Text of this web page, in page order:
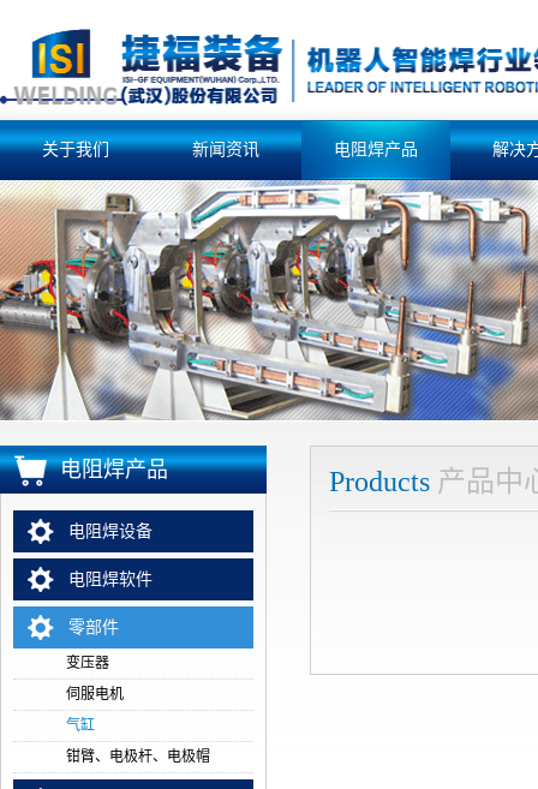
关于我们 新闻资讯 电阻焊产品 解决
电阻焊产品
电阻焊设备
电阻焊软件
零部件
变压器
伺服电机
气缸
钳臂、电极杆、电极帽
Products 产品中